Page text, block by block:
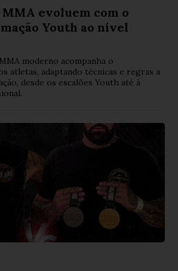
evoluem com o
Youth ao nível
moderno acompanha o
atletas, adaptando técnicas e regras a
desde os escalões Youth até à